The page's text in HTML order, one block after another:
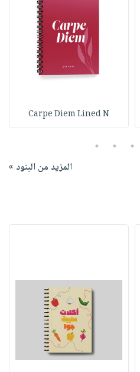
Carpe Diem Lined N
3
4
5
المزيد من البنود »